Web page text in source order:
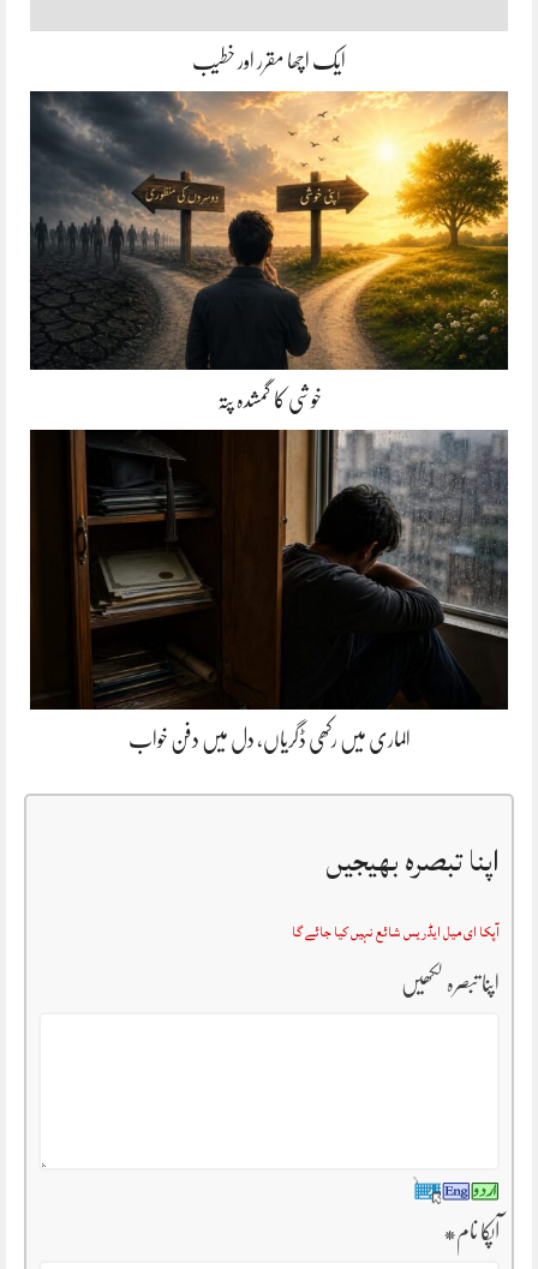
ایک اچھا مقرر اور خطیب
خوشی کا گمشدہ پتہ
الماری میں رکھی ڈگریاں، دل میں دفن خواب
اپنا تبصرہ بھیجیں
آپکا ای میل ایڈریس شائع نہیں کیا جائے گا
اپنا تبصرہ لکھیں
آپکا نام*